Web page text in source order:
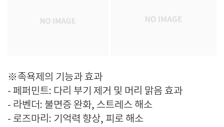
※족욕제의 기능과 효과
- 페퍼민트: 다리 부기 제거 및 머리 맑음 효과
- 라벤더: 불면증 완화, 스트레스 해소
- 로즈마리: 기억력 향상, 피로 해소